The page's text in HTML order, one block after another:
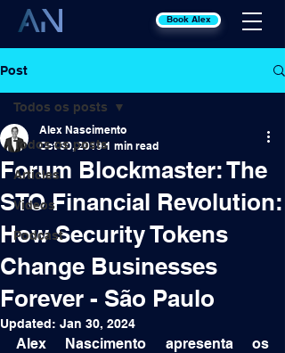
Book Alex
Post
Todos os posts
Articles
Videos
Podcast
Todos os posts
Forum Blockmaster: The
STO Financial Revolution:
How Security Tokens
Change Businesses
Forever - São Paulo
Alex Nascimento
Oct 30, 2019 1 min read
Updated: Jan 30, 2024
Alex Nascimento apresenta os